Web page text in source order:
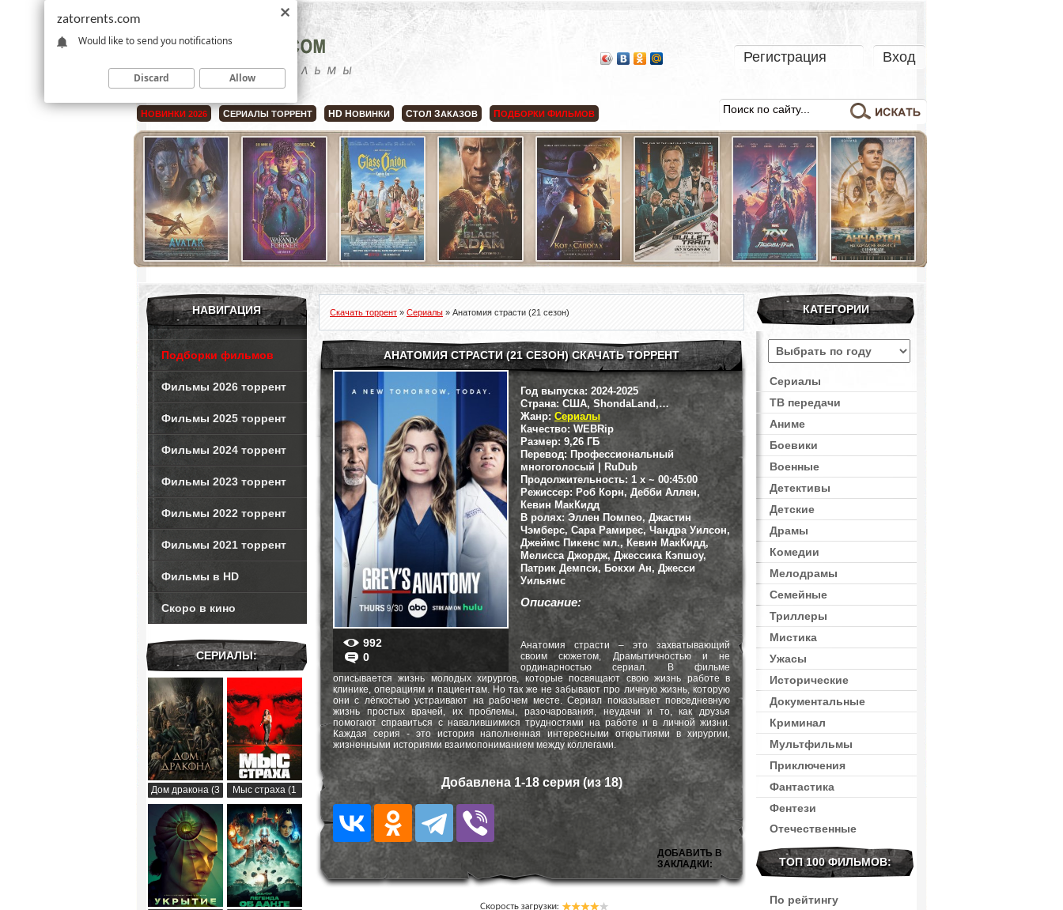
Регистрация Вход
НОВИНКИ 2026 СЕРИАЛЫ ТОРРЕНТ HD НОВИНКИ СТОЛ ЗАКАЗОВ ПОДБОРКИ ФИЛЬМОВ
НАВИГАЦИЯ
Подборки фильмов
Фильмы 2026 торрент
Фильмы 2025 торрент
Фильмы 2024 торрент
Фильмы 2023 торрент
Фильмы 2022 торрент
Фильмы 2021 торрент
Фильмы в HD
Скоро в кино
СЕРИАЛЫ:
Дом дракона (3
сезон)
Мыс страха (1
сезон)
Скачать торрент » Сериалы » Анатомия страсти (21 сезон)
АНАТОМИЯ СТРАСТИ (21 СЕЗОН) СКАЧАТЬ ТОРРЕНТ
992
0
Год выпуска: 2024-2025
Страна: США, ShondaLand, Mark Gordon Company, The Touchstone Television, ABC Studios
Жанр: Сериалы
Качество: WEBRip
Размер: 9,26 ГБ
Перевод: Профессиональный
многоголосый | RuDub
Продолжительность: 1 x ~ 00:45:00
Режиссер: Роб Корн, Дебби Аллен,
Кевин МакКидд
В ролях: Эллен Помпео, Джастин
Чэмберс, Сара Рамирес, Чандра Уилсон,
Джеймс Пикенс мл., Кевин МакКидд,
Мелисса Джордж, Джессика Кэпшоу,
Патрик Демпси, Бокхи Ан, Джесси
Уильямс
Описание:
Анатомия страсти – это захватывающий
своим сюжетом, Драмытичностью и не
ординарностью сериал. В фильме
описывается жизнь молодых хирургов, которые посвящают свою жизнь работе в
клинике, операциям и пациентам. Но так же не забывают про личную жизнь, которую
они с лёгкостью устраивают на рабочем месте. Сериал показывает повседневную
жизнь простых врачей, их проблемы, разочарования, неудачи и то, как друзья
помогают справиться с навалившимися трудностями на работе и в личной жизни.
Каждая серия - это история наполненная интересными открытиями в хирургии,
жизненными историями взаимопониманием между коллегами.
Добавлена 1-18 серия (из 18)
ДОБАВИТЬ В
ЗАКЛАДКИ:
КАТЕГОРИИ
Сериалы
ТВ передачи
Аниме
Боевики
Военные
Детективы
Детские
Драмы
Комедии
Мелодрамы
Семейные
Триллеры
Мистика
Ужасы
Исторические
Документальные
Криминал
Мультфильмы
Приключения
Фантастика
Фентези
Отечественные
ТОП 100 ФИЛЬМОВ:
По рейтингу
zatorrents.com
Would like to send you notifications
Discard Allow